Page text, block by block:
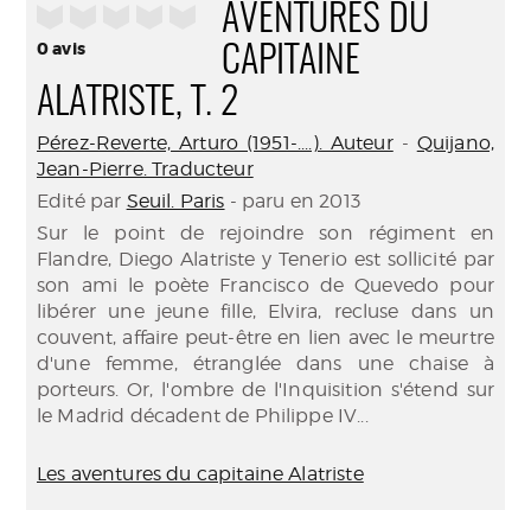
0avis
AVENTURES DU
CAPITAINE
ALATRISTE, T. 2
Pérez-Reverte, Arturo (1951-....). Auteur- Quijano,
Jean-Pierre. Traducteur
Edité par Seuil. Paris - paru en 2013
Sur le point de rejoindre son régiment en
Flandre, Diego Alatriste y Tenerio est sollicité par
son ami le poète Francisco de Quevedo pour
libérer une jeune fille, Elvira, recluse dans un
couvent, affaire peut-être en lien avec le meurtre
d'une femme, étranglée dans une chaise à
porteurs. Or, l'ombre de l'Inquisition s'étend sur
le Madrid décadent de Philippe IV...
Les aventures du capitaine Alatriste